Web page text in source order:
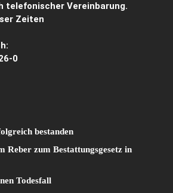
telefonischer Vereinbarung.
Zeiten
0
bestanden
Reber zum Bestattungsgesetz in
Todesfall